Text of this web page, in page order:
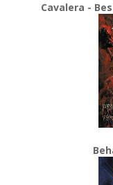
Cavalera -